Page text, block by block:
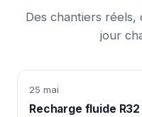
Des chantiers
jour
25 mai
Recharge fluide